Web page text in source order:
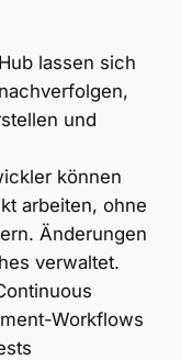
lassen sich
und
können
arbeiten, ohne
Änderungen
verwaltet.
Workflows